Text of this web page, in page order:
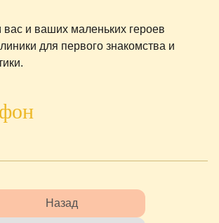
и ваших маленьких героев
для первого знакомства и
Назад